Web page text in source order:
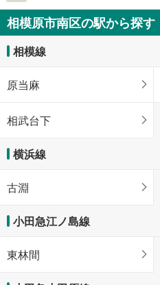
相模原市南区の駅から探す
相模線
原当麻
相武台下
横浜線
古淵
小田急江ノ島線
東林間